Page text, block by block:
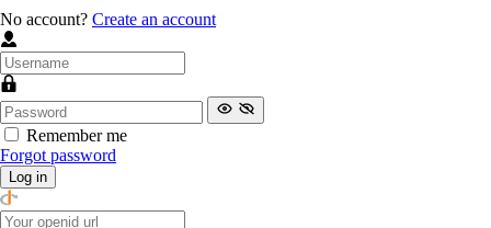
No account? Create an account
Remember me
Forgot password
Log in